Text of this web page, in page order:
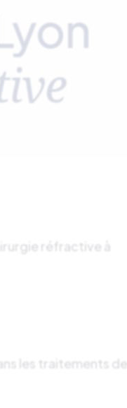
réfractive à
les traitements de